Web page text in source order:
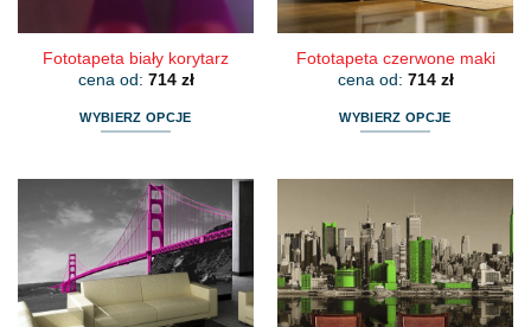
produktu
Fototapeta biały korytarz
cena od: 714 zł
WYBIERZ OPCJE
ma
wiele
wariantów.
Opcje
można
wybrać
Fototapeta czerwone maki
cena od: 714 zł
WYBIERZ OPCJE
wiele
wariantów.
Opcje
można
wybrać